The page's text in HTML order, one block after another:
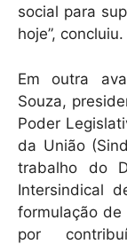
social para
hoje”, concluiu.
Em outra
Souza,
Poder
da União
trabalho do
Intersindical
formulação
por